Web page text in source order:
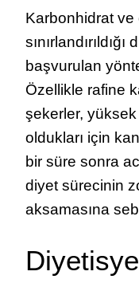
Karbonhidrat
başvurulan
Özellikle rafine
şekerler,
oldukları için
bir süre sonra
diyet sürecinin
aksamasına